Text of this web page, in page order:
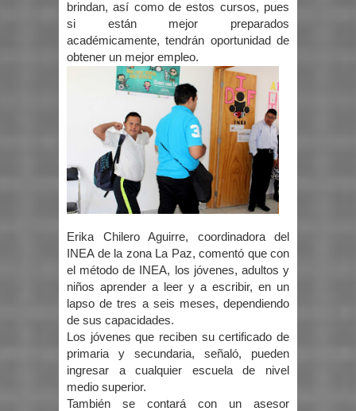
brindan, así como de estos cursos, pues
si están mejor preparados
académicamente, tendrán oportunidad de
obtener un mejor empleo.
Erika Chilero Aguirre, coordinadora del
INEA de la zona La Paz, comentó que con
el método de INEA, los jóvenes, adultos y
niños aprender a leer y a escribir, en un
lapso de tres a seis meses, dependiendo
de sus capacidades.
Los jóvenes que reciben su certificado de
primaria y secundaria, señaló, pueden
ingresar a cualquier escuela de nivel
medio superior.
También se contará con un asesor